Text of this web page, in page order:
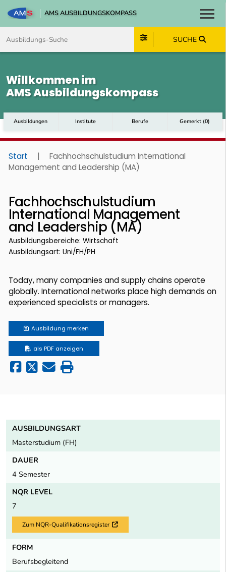
AMS AUSBILDUNGSKOMPASS
SUCHE
Willkommen im
AMS Ausbildungskompass
Ausbildungen Institute Berufe Gemerkt (0)
Start |
Fachhochschulstudium International
Management and Leadership (MA)
Fachhochschulstudium
International Management
and Leadership (MA)
Ausbildungsbereiche: Wirtschaft
Ausbildungsart: Uni/FH/PH
Today, many companies and supply chains operate
globally. International networks place high demands on
experienced specialists or managers.
Ausbildung merken
als PDF anzeigen
AUSBILDUNGSART
Masterstudium (FH)
DAUER
4 Semester
NQR LEVEL
7
Zum NQR-Qualifikationsregister Externer Link
FORM
Berufsbegleitend